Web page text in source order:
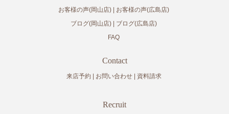
お客様の声(岡山店)
お客様の声(広島店)
ブログ(岡山店)
ブログ(広島店)
FAQ
Contact
来店予約 お問い合わせ 資料請求
Recruit